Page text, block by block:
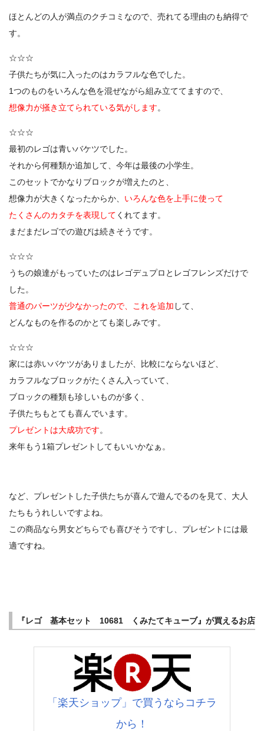
ほとんどの人が満点のクチコミなので、売れてる理由のも納得で
す。
☆☆☆
子供たちが気に入ったのはカラフルな色でした。
1つのものをいろんな色を混ぜながら組み立ててますので、
想像力が掻き立てられている気がします。
☆☆☆
最初のレゴは青いバケツでした。
それから何種類か追加して、今年は最後の小学生。
このセットでかなりブロックが増えたのと、
想像力が大きくなったからか、 いろんな色を上手に使って
たくさんのカタチを表現して くれてます。
まだまだレゴでの遊びは続きそうです。
☆☆☆
うちの娘達がもっていたのはレゴデュプロとレゴフレンズだけで
した。
普通のパーツが少なかったので、これを追加 して、
どんなものを作るのかとても楽しみです。
☆☆☆
家には赤いバケツがありましたが、比較にならないほど、
カラフルなブロックがたくさん入っていて、
ブロックの種類も珍しいものが多く、
子供たちもとても喜んでいます。
プレゼントは大成功です。
来年もう1箱プレゼントしてもいいかなぁ。
など、プレゼントした子供たちが喜んで遊んでるのを見て、大人
たちもうれしいですよね。
この商品なら男女どちらでも喜びそうですし、プレゼントには最
適ですね。
『レゴ 基本セット 10681 くみたてキューブ』が買えるお店
「楽天ショップ」で買うならコチラ
から！